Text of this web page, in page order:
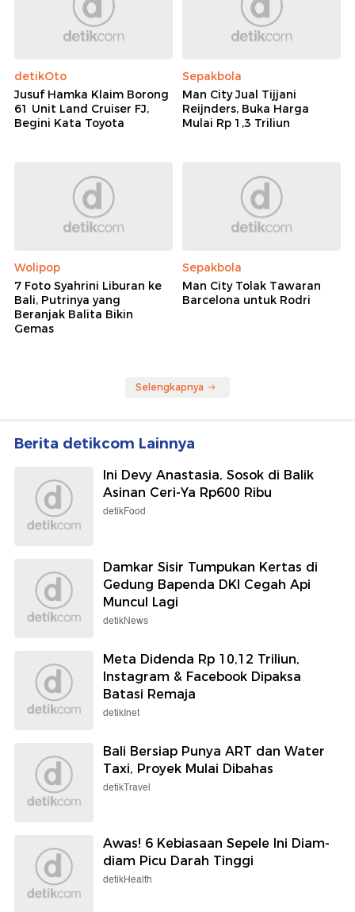
detikOto
Jusuf Hamka Klaim Borong
61 Unit Land Cruiser FJ,
Begini Kata Toyota
Sepakbola
Man City Jual Tijjani
Reijnders, Buka Harga
Mulai Rp 1,3 Triliun
Wolipop
7 Foto Syahrini Liburan ke
Bali, Putrinya yang
Beranjak Balita Bikin
Gemas
Sepakbola
Man City Tolak Tawaran
Barcelona untuk Rodri
Selengkapnya
Berita detikcom Lainnya
Ini Devy Anastasia, Sosok di Balik
Asinan Ceri-Ya Rp600 Ribu
detikFood
Damkar Sisir Tumpukan Kertas di
Gedung Bapenda DKI Cegah Api
Muncul Lagi
detikNews
Meta Didenda Rp 10,12 Triliun,
Instagram & Facebook Dipaksa
Batasi Remaja
detikInet
Bali Bersiap Punya ART dan Water
Taxi, Proyek Mulai Dibahas
detikTravel
Awas! 6 Kebiasaan Sepele Ini Diam-
diam Picu Darah Tinggi
detikHealth